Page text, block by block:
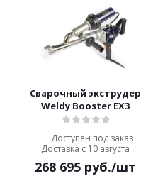
Сварочный экструдер
Weldy Booster EX3
Доступен под заказ
Доставка с 10 августа
268 695руб./шт